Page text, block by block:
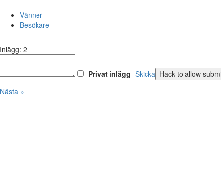
Vänner
Besökare
Inlägg: 2
Privat inlägg Skicka
Nästa »